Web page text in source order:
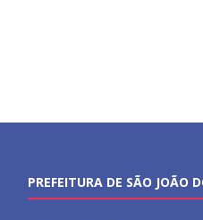
PREFEITURA DE SÃO JOÃO